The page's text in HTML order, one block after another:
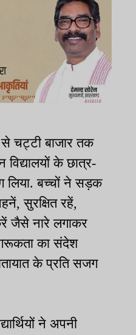
से चट्टी बाजार तक
विद्यालयों के छात्र-
लिया. बच्चों ने सड़क
सुरक्षित रहें,
जैसे नारे लगाकर
का संदेश
के प्रति सजग
ने अपनी